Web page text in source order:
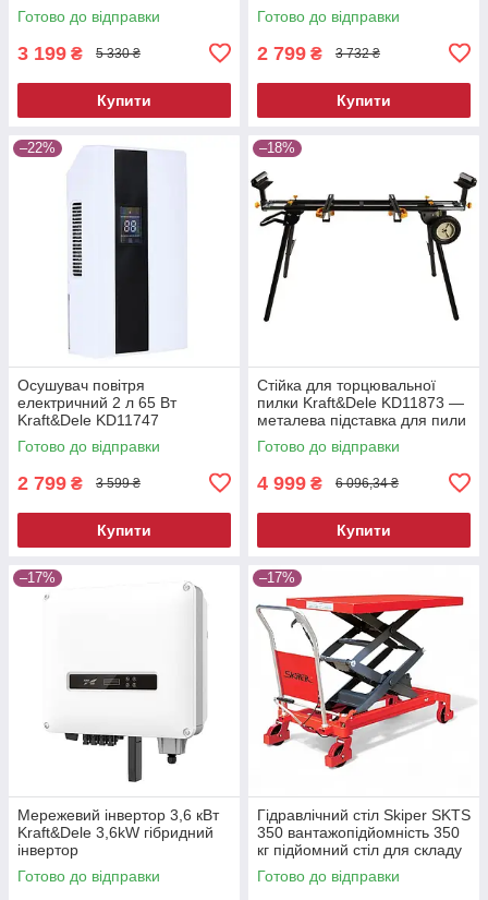
Готово до відправки
3 199 ₴ 5 330 ₴
Купити
Готово до відправки
2 799 ₴ 3 732 ₴
Купити
–22%
Осушувач повітря
електричний 2 л 65 Вт
Kraft&Dele KD11747
побутовий вологопоглинач
Готово до відправки
2 799 ₴ 3 599 ₴
Купити
–18%
Стійка для торцювальної
пилки Kraft&Dele KD11873 —
металева підставка для пили
Готово до відправки
4 999 ₴ 6 096,34 ₴
Купити
–17%
Мережевий інвертор 3,6 кВт
Kraft&Dele 3,6kW гібридний
інвертор
Готово до відправки
–17%
Гідравлічний стіл Skiper SKTS
350 вантажопідйомність 350
кг підйомний стіл для складу
та СТО
Готово до відправки